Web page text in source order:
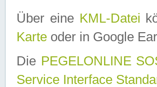
Über eine KML-Datei
Karte oder in Google
Die PEGELONLINE
Service Interface